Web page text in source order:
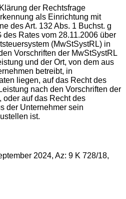
der Rechtsfrage
als Einrichtung mit
des Art. 132 Abs. 1 Buchst. g
Rates vom 28.11.2006 über
(MwStSystRL) in
Vorschriften der MwStSystRL
und der Ort, von dem aus
betreibt, in
liegen, auf das Recht des
nach den Vorschriften der
oder auf das Recht des
der Unternehmer sein
ist.
2024, Az: 9 K 728/18,